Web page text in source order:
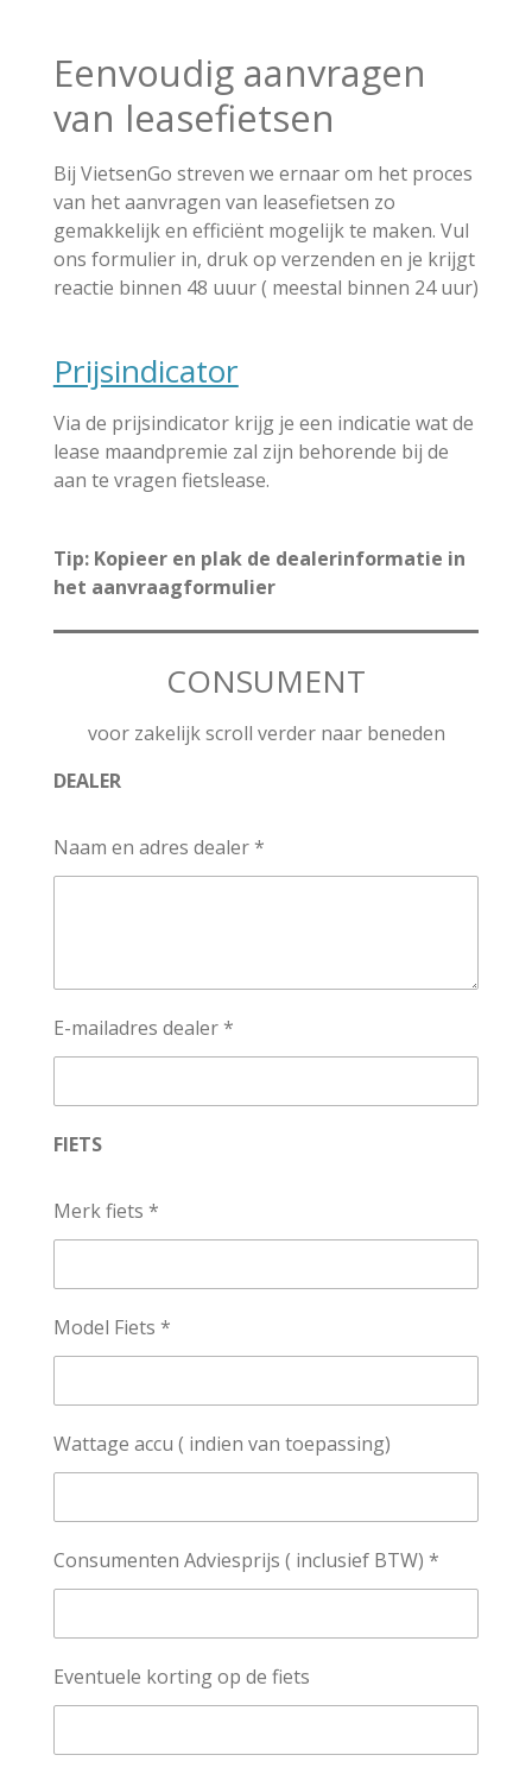
Eenvoudig aanvragen
van leasefietsen
Bij VietsenGo streven we ernaar om het proces
van het aanvragen van leasefietsen zo
gemakkelijk en efficiënt mogelijk te maken. Vul
ons formulier in, druk op verzenden en je krijgt
reactie binnen 48 uuur ( meestal binnen 24 uur)
Prijsindicator
Via de prijsindicator krijg je een indicatie wat de
lease maandpremie zal zijn behorende bij de
aan te vragen fietslease.
Tip: Kopieer en plak de dealerinformatie in
het aanvraagformulier
CONSUMENT
voor zakelijk scroll verder naar beneden
DEALER
Naam en adres dealer *
E-mailadres dealer *
FIETS
Merk fiets *
Model Fiets *
Wattage accu ( indien van toepassing)
Consumenten Adviesprijs ( inclusief BTW) *
Eventuele korting op de fiets